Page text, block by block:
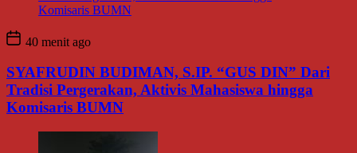
40 menit ago
SYAFRUDIN BUDIMAN, S.IP. “GUS DIN” Dari
Tradisi Pergerakan, Aktivis Mahasiswa hingga
Komisaris BUMN